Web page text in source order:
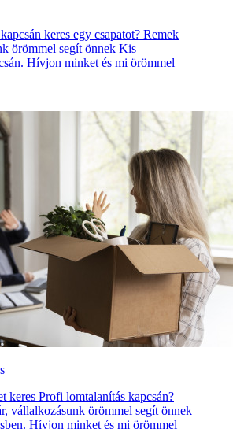
keres egy csapatot? Remek
örömmel segít önnek Kis
Hívjon minket és mi örömmel
keres Profi lomtalanítás kapcsán?
vállalkozásunk örömmel segít önnek
Hívjon minket és mi örömmel